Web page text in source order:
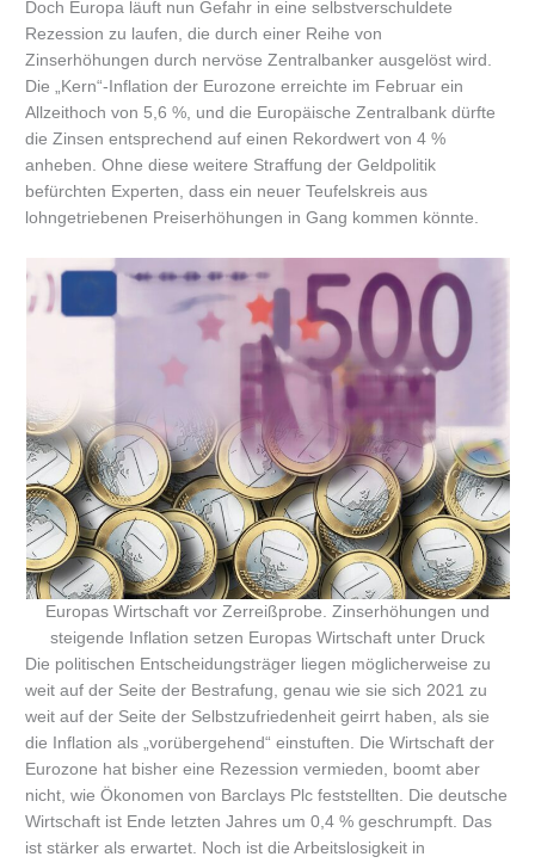
Doch Europa läuft nun Gefahr in eine selbstverschuldete
Rezession zu laufen, die durch einer Reihe von
Zinserhöhungen durch nervöse Zentralbanker ausgelöst wird.
Die „Kern“-Inflation der Eurozone erreichte im Februar ein
Allzeithoch von 5,6 %, und die Europäische Zentralbank dürfte
die Zinsen entsprechend auf einen Rekordwert von 4 %
anheben. Ohne diese weitere Straffung der Geldpolitik
befürchten Experten, dass ein neuer Teufelskreis aus
lohngetriebenen Preiserhöhungen in Gang kommen könnte.
Europas Wirtschaft vor Zerreißprobe. Zinserhöhungen und
steigende Inflation setzen Europas Wirtschaft unter Druck
Die politischen Entscheidungsträger liegen möglicherweise zu
weit auf der Seite der Bestrafung, genau wie sie sich 2021 zu
weit auf der Seite der Selbstzufriedenheit geirrt haben, als sie
die Inflation als „vorübergehend“ einstuften. Die Wirtschaft der
Eurozone hat bisher eine Rezession vermieden, boomt aber
nicht, wie Ökonomen von Barclays Plc feststellten. Die deutsche
Wirtschaft ist Ende letzten Jahres um 0,4 % geschrumpft. Das
ist stärker als erwartet. Noch ist die Arbeitslosigkeit in